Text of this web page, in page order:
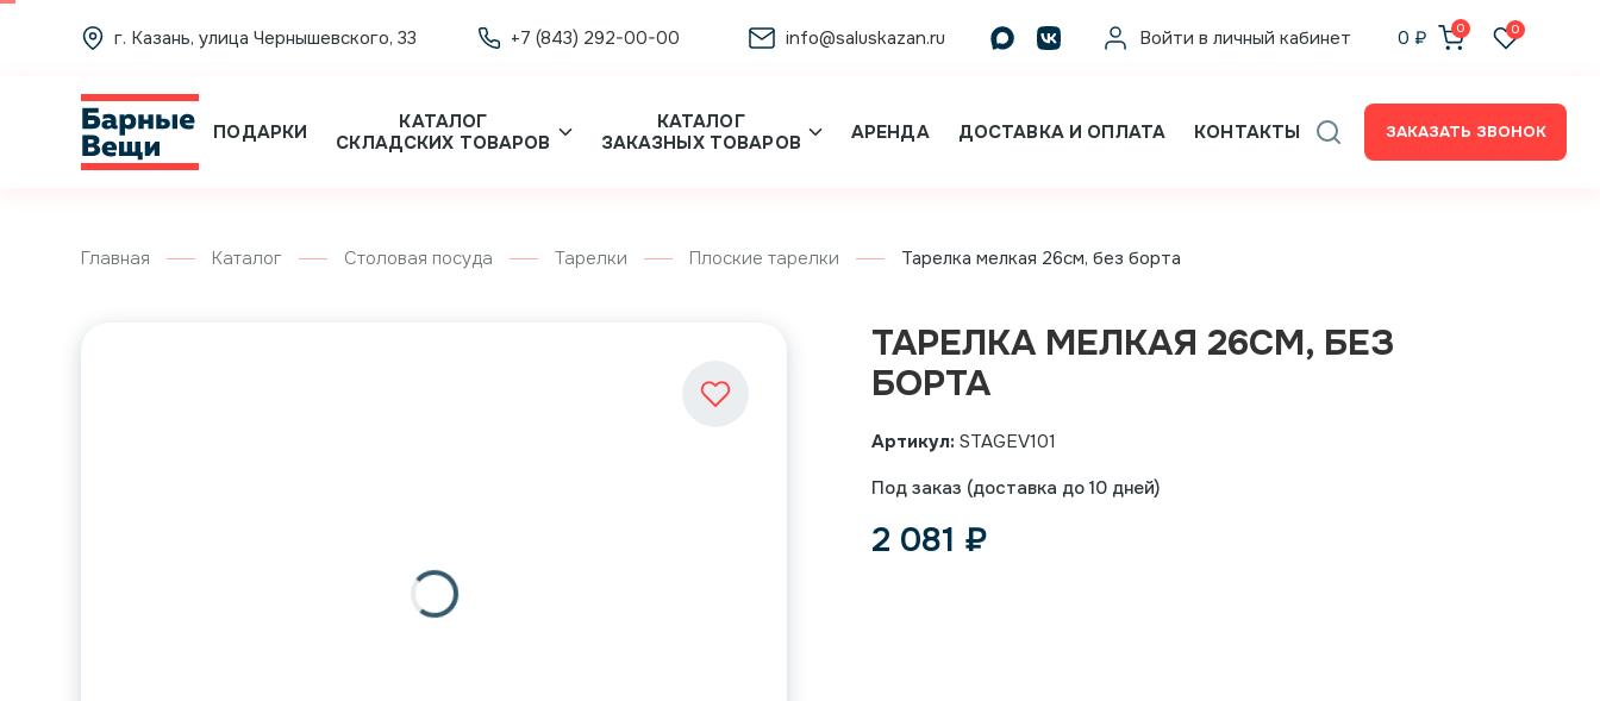
г. Казань, улица Чернышевского, 33 +7 (843) 292-00-00 info@saluskazan.ru Войти в личный кабинет 0 ₽ 0 0
ПОДАРКИ
КАТАЛОГ
СКЛАДСКИХ ТОВАРОВ
КАТАЛОГ
ЗАКАЗНЫХ ТОВАРОВ
АРЕНДА ДОСТАВКА И ОПЛАТА КОНТАКТЫ ЗАКАЗАТЬ ЗВОНОК
Главная Каталог Столовая посуда Тарелки Плоские тарелки Тарелка мелкая 26см, без борта
ТАРЕЛКА МЕЛКАЯ 26СМ, БЕЗ
БОРТА
Артикул: STAGEV101
Под заказ (доставка до 10 дней)
2 081 ₽